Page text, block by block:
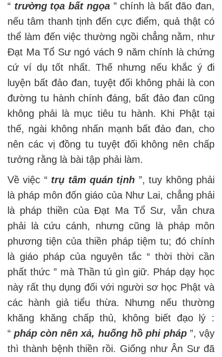
“ trường tọa bất ngọa” chính là bất đão đan,
nếu tâm thanh tịnh đến cực điểm, quả thật có
thể làm đến việc thường ngồi chẳng nằm, như
Đạt Ma Tổ Sư ngó vách 9 năm chính là chứng
cứ ví dụ tốt nhất. Thế nhưng nếu khắc ý đi
luyện bất đảo đan, tuyệt đối không phải là con
đường tu hành chính đáng, bất đảo đan cũng
không phải là mục tiêu tu hành. Khi Phật tại
thế, ngài không nhấn mạnh bất đảo đan, cho
nên các vị đồng tu tuyệt đối không nên chấp
tưởng rằng là bài tập phải làm.
Về việc “ trụ tâm quán tịnh ”, tuy không phải
là pháp môn đốn giáo của Như Lai, chẳng phải
là pháp thiền của Đạt Ma Tổ Sư, vẫn chưa
phải là cứu cánh, nhưng cũng là pháp môn
phương tiện của thiền pháp tiệm tu; đó chính
là giáo pháp của nguyên tắc “ thời thời cần
phất thức ” mà Thần tú gìn giữ. Pháp dạy học
này rất thụ dụng đối với người sơ học Phật và
các hành giả tiểu thừa. Nhưng nếu thường
khăng khăng chấp thủ, không biết đạo lý :
“pháp còn nên xả, huống hồ phi pháp”, vậy
thì thành bệnh thiền rồi. Giống như Ân Sư đã